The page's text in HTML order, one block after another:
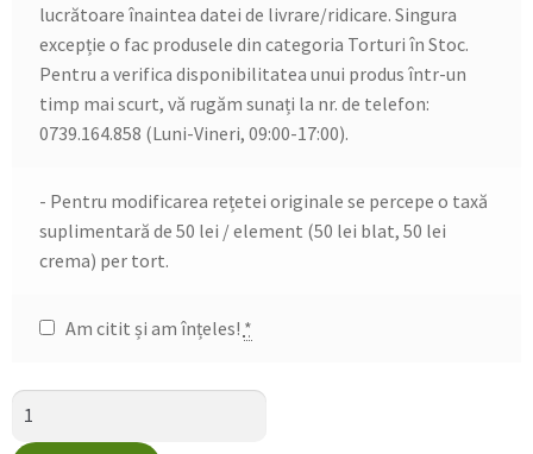
lucrătoare înaintea datei de livrare/ridicare. Singura
excepție o fac produsele din categoria Torturi în Stoc.
Pentru a verifica disponibilitatea unui produs într-un
timp mai scurt, vă rugăm sunați la nr. de telefon:
0739.164.858 (Luni-Vineri, 09:00-17:00).
- Pentru modificarea rețetei originale se percepe o taxă
suplimentară de 50 lei / element (50 lei blat, 50 lei
crema) per tort.
Am citit și am înțeles! *